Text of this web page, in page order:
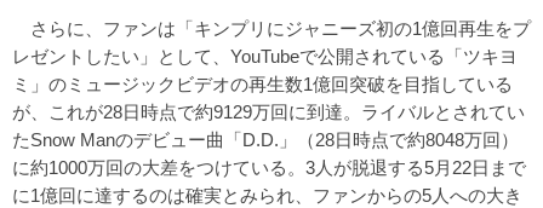
さらに、ファンは「キンプリにジャニーズ初の1億回再生をプ
レゼントしたい」として、YouTubeで公開されている「ツキヨ
ミ」のミュージックビデオの再生数1億回突破を目指している
が、これが28日時点で約9129万回に到達。ライバルとされてい
たSnow Manのデビュー曲「D.D.」（28日時点で約8048万回）
に約1000万回の大差をつけている。3人が脱退する5月22日まで
に1億回に達するのは確実とみられ、ファンからの5人への大き